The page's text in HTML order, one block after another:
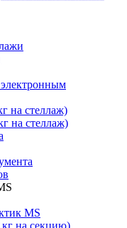
на стеллаж)
на стеллаж)
MS
на секцию)